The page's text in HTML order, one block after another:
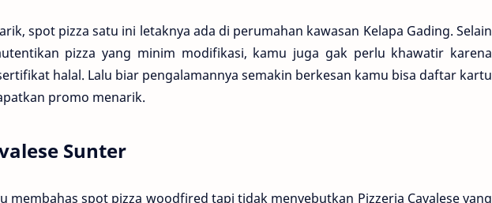
spot pizza satu ini letaknya ada di perumahan kawasan Kelapa Gading. Selain
pizza yang minim modifikasi, kamu juga gak perlu khawatir karena
halal. Lalu biar pengalamannya semakin berkesan kamu bisa daftar kartu
promo menarik.
Sunter
membahas spot pizza woodfired tapi tidak menyebutkan Pizzeria Cavalese yang